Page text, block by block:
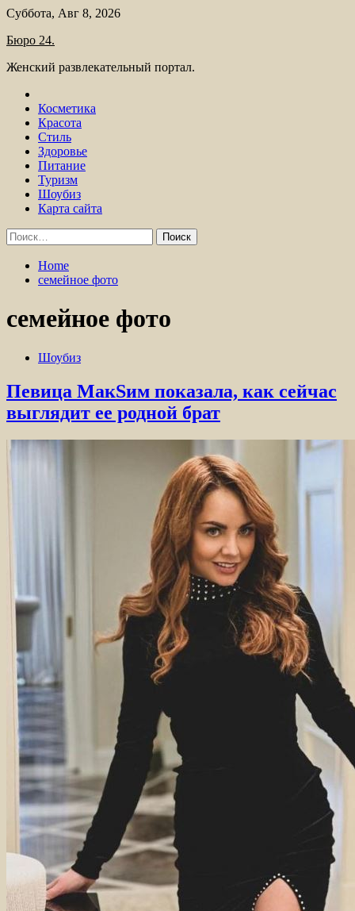
Skip
content
Суббота, Авг 8, 2026
Бюро 24.
Женский развлекательный портал.
Косметика
Красота
Стиль
Здоровье
Питание
Туризм
Шоубиз
Карта сайта
Найти:
Home
семейное фото
семейное фото
Шоубиз
Певица МакSим показала, как сейчас
выглядит ее родной брат